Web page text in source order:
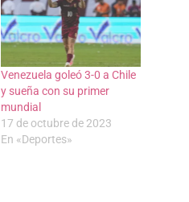
Venezuela goleó 3-0 a Chile
y sueña con su primer
mundial
17 de octubre de 2023
En «Deportes»